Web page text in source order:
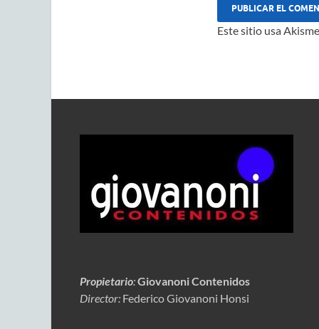
Este sitio usa
Propietario:Giovanoni Contenidos
Director: Federico Giovanoni Honsi